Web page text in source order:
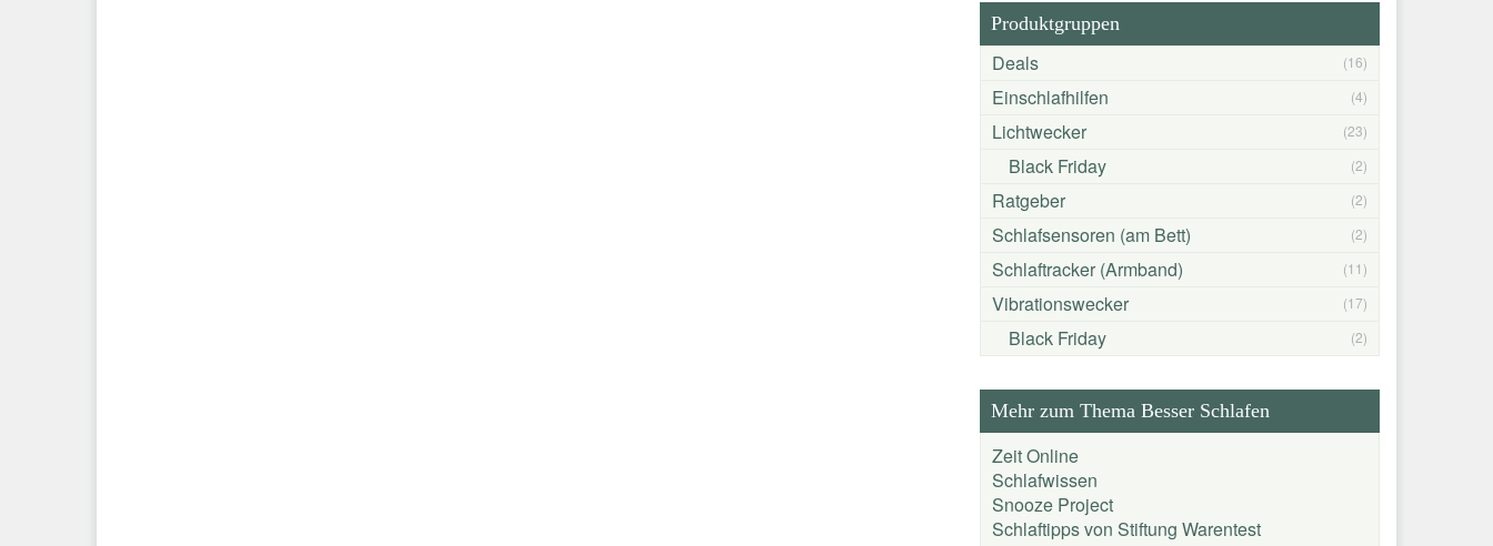
Produktgruppen
Deals (16)
Einschlafhilfen (4)
Lichtwecker (23)
Black Friday (2)
Ratgeber (2)
Schlafsensoren (am Bett) (2)
Schlaftracker (Armband) (11)
Vibrationswecker (17)
Black Friday (2)
Mehr zum Thema Besser Schlafen
Zeit Online
Schlafwissen
Snooze Project
Schlaftipps von Stiftung Warentest